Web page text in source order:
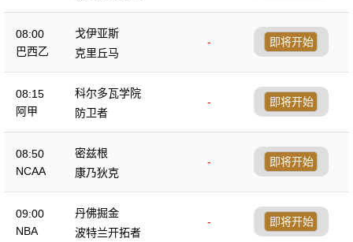
08:00
巴西乙
戈伊亚斯
-
克里丘马
即将开始
08:15
阿甲
科尔多瓦学院
-
防卫者
即将开始
08:50
NCAA
密兹根
-
康乃狄克
即将开始
09:00
NBA
丹佛掘金
-
波特兰开拓者
即将开始